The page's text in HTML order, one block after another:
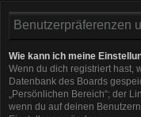
Benutzerpräferenzen
Wie kann ich meine
Wenn du dich registriert hast,
Datenbank des Boards
„Persönlichen Bereich“; der
wenn du auf deinen